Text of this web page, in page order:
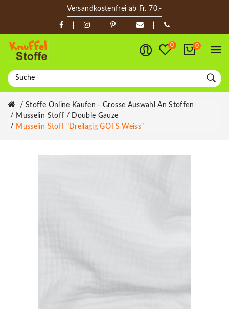
Versandkostenfrei ab Fr. 70.-
0 0
Stoffe Online Kaufen - Grosse Auswahl An Stoffen
Musselin Stoff / Double Gauze
Musselin Stoff "Dreilagig GOTS Weiss"